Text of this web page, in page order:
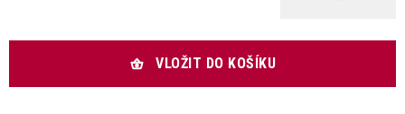
VLOŽIT DO KOŠÍKU